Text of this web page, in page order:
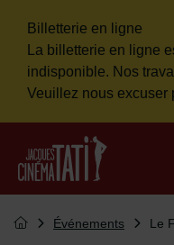
Flash info
Billetterie en ligne
La billetterie en ligne
indisponible. Nos
Veuillez nous excuser
Retour à
Vous êtes ici :
Retourner à l'accueil
Événements Le